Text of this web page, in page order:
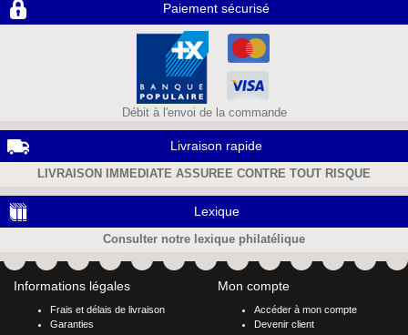
Paiement sécurisé
Débit à l'envoi de la commande
Livraison rapide
LIVRAISON IMMEDIATE ASSUREE CONTRE TOUT RISQUE
Lexique
Consulter notre lexique philatélique
Informations légales
Frais et délais de livraison
Garanties
Mon compte
Accéder à mon compte
Devenir client